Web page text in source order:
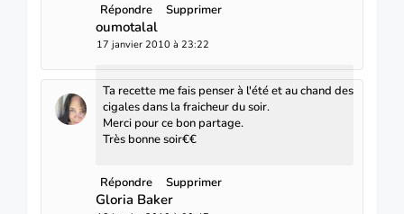
Répondre Supprimer
oumotalal
17 janvier 2010 à 23:22
Ta recette me fais penser à l'été et au chand des
cigales dans la fraicheur du soir.
Merci pour ce bon partage.
Très bonne soir€€
Répondre Supprimer
Gloria Baker